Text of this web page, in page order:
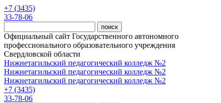
Перейти к основному содержанию
+7 (3435)
33-78-06
Официальный сайт Государственного автономного
профессионального образовательного учреждения
Свердловской области
Нижнетагильский педагогический колледж №2
Нижнетагильский педагогический колледж №2
Нижнетагильский педагогический колледж №2
+7 (3435)
33-78-06